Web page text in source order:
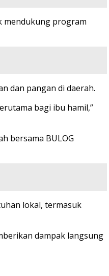
mendukung program
dan pangan di daerah.
bagi ibu hamil,”
bersama BULOG
lokal, termasuk
dampak langsung